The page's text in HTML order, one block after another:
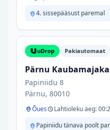
4. sissepääsust paremal
uDrop Pakiautomaat
Pärnu
Papiniidu 8
Pärnu, 80010
Õues Lahtioleku aeg:
Papiniidu tänava poolt